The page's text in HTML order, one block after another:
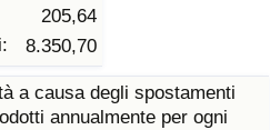
205,64
8.350,70
a causa degli spostamenti
annualmente per ogni
per Nazione
per Nazione
per Paese